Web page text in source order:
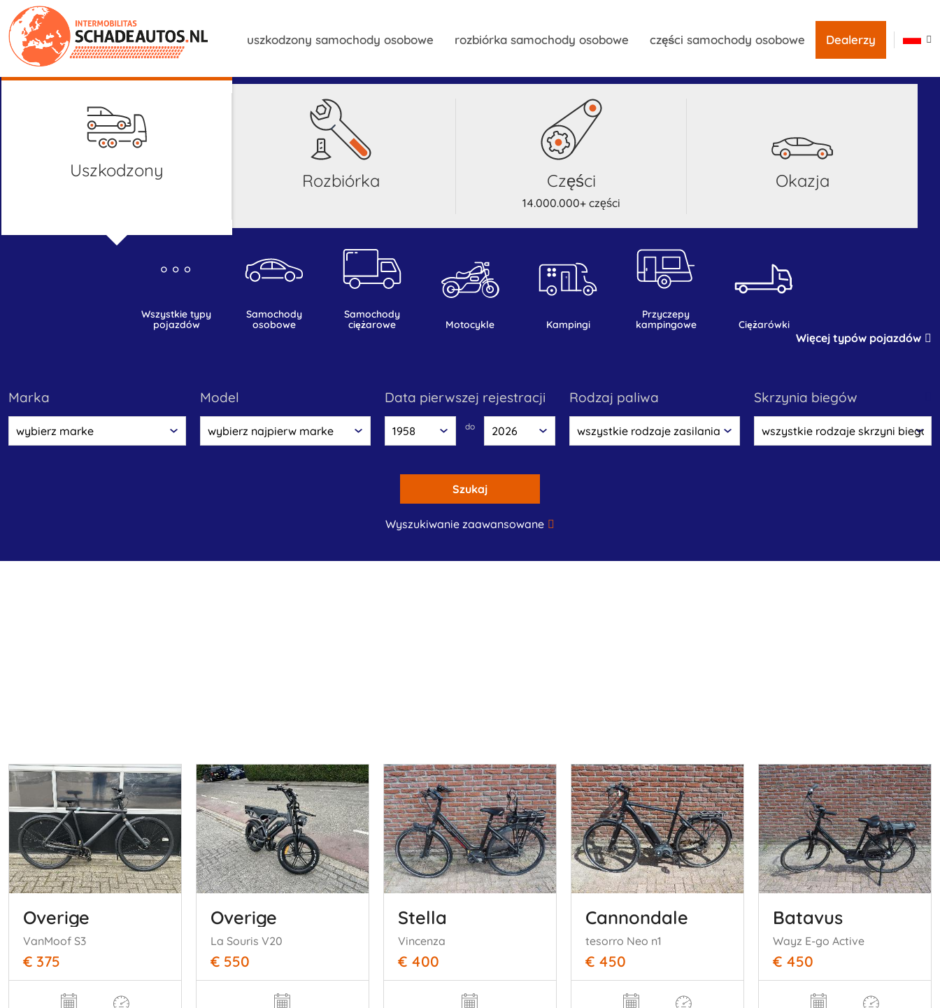
uszkodzony samochody osobowe rozbiórka samochody osobowe części samochody osobowe Dealerzy
uszkodzony rozbiórka części
14.000.000+ części
okazja
wszystkie typy
pojazdów
samochody
osobowe
samochody
ciężarowe
motocykle kampingi
przyczepy
kampingowe
ciężarówki
Więcej typów pojazdów
marka model data pierwszej rejestracji
do
rodzaj paliwa skrzynia biegów
Szukaj
Wyszukiwanie zaawansowane
Overige
VanMoof S3
€ 375
Overige
La Souris V20
€ 550
Stella
Vincenza
€ 400
Cannondale
tesorro Neo n1
€ 450
Batavus
Wayz E-go Active
€ 450